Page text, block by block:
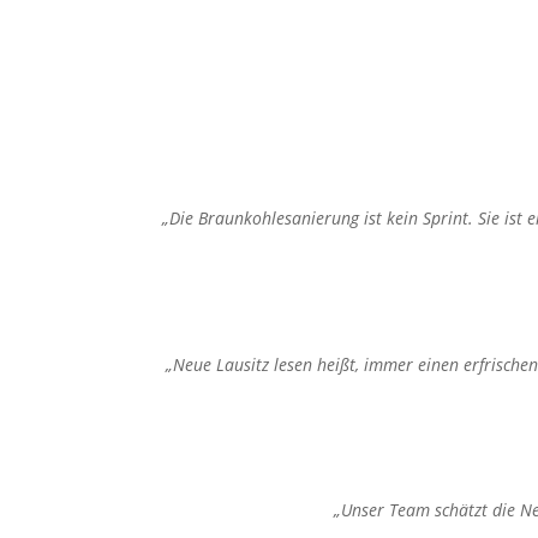
„Die Braunkohlesanierung ist kein Sprint. Sie ist
„Neue Lausitz lesen heißt, immer einen
„Unser Team schätzt die